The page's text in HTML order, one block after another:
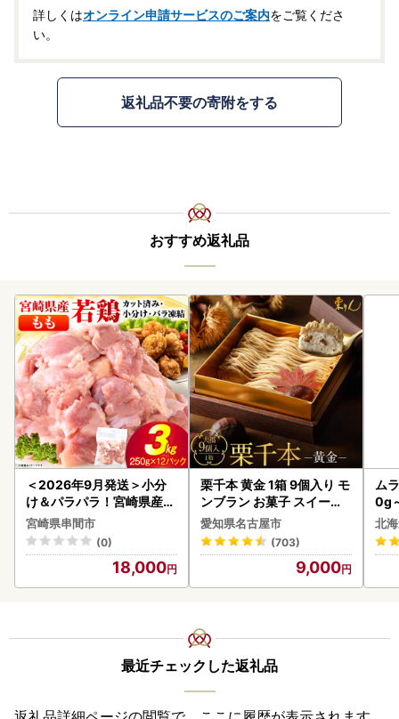
詳しくはオンライン申請サービスのご案内をご覧くださ
い。
返礼品不要の寄附をする
おすすめ返礼品
＜2026年9月発送＞小分
け＆パラパラ！宮崎県産鶏
ももカット合計3kg_K043
-009-2609
宮崎県串間市
(0)
18,000
栗千本 黄金 1箱 9個入り モ
ンブラン お菓子 スイーツ
デザート モンブラン 人気
愛知県名古屋市
(703)
9,000
ム
0g
北
最近チェックした返礼品